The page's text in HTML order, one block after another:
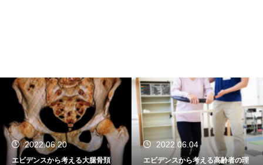
2022.06.20
エビデンスから考える大腿骨頚
2022.06.04
エビデンスから考える高齢者の理